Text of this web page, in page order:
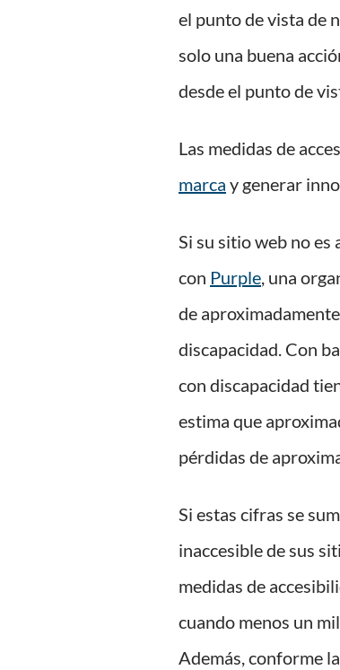
el punto de vista de
solo una buena
desde el punto de
Las medidas de
marca y generar
Si su sitio web no es
con Purple, una
de
discapacidad. Con
con discapacidad
estima que
pérdidas de
Si estas cifras se
inaccesible de sus
medidas de
cuando menos un
Además, conforme